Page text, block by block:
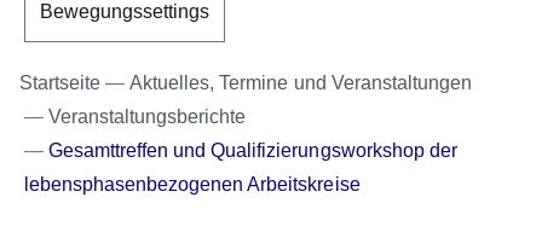
Bewegungssettings
Startseite
Aktuelles, Termine und Veranstaltungen
Veranstaltungsberichte
Gesamttreffen und Qualifizierungsworkshop der
lebensphasenbezogenen Arbeitskreise